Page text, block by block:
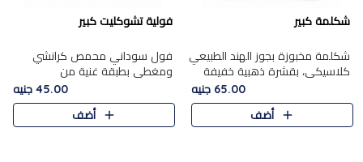
شكلمة كبير
شكلمة مخبوزة بجوز الهند الطبيعي
كلاسيكي، بقشرة ذهبية خفيفة
وقلب طري رطب يذوب في الفم،
تمنحك المذاق الشرقي الحلو الأصيل
التقليدي في كل لقمة.
65.00 جنيه
أضف
فولية تشوكليت كبير
فول سوداني محمص كرانشي
ومغطى بطبقة غنية من
الشوكولاتة، يجمع بين طعم
القرمشة الأصيلة الكلاسكيكية
التقليدية للفول السوداني وحلاوة
45.00 جنيه
أضف